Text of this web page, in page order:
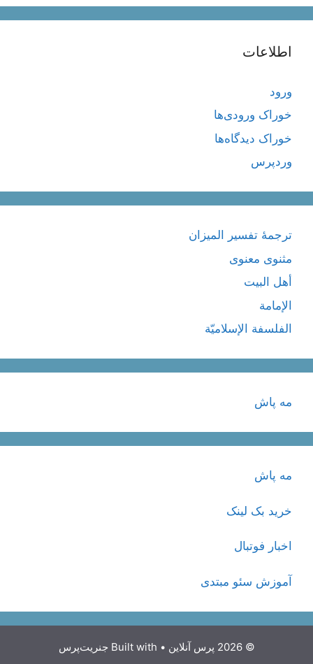
اطلاعات
ورود
خوراک ورودی‌ها
خوراک دیدگاه‌ها
وردپرس
ترجمۀ تفسیر المیزان
مثنوی معنوی
أهل البيت
الإمامة
الفلسفة الإسلاميّة
مه پاش
مه پاش
خرید بک لینک
اخبار فوتبال
آموزش سئو مبتدی
© 2026 پرس آنلاین • Built with جنریت‌پرس